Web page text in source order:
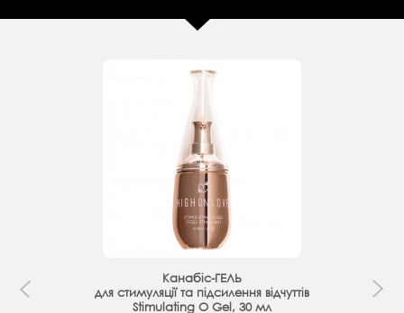
Канабіс-ГЕЛЬ
для стимуляції та підсилення відчуттів
Stimulating O Gel, 30 мл